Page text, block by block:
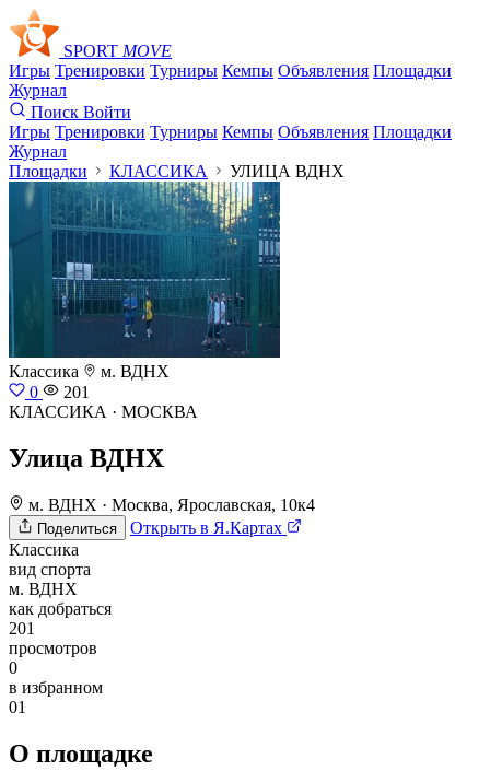
SPORT MOVE
Игры Тренировки Турниры Кемпы Объявления Площадки
Журнал
Поиск Войти
Игры Тренировки Турниры Кемпы Объявления Площадки
Журнал
Площадки
КЛАССИКА УЛИЦА ВДНХ
Классика
м. ВДНХ
0
201
КЛАССИКА · МОСКВА
Улица ВДНХ
м. ВДНХ · Москва, Ярославская, 10к4
Поделиться
Открыть в Я.Картах
Классика
вид спорта
м. ВДНХ
как добраться
201
просмотров
0
в избранном
01
О площадке